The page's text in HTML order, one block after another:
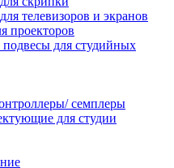
телевизоров и экранов
проекторов
для студийных
семплеры
для студии